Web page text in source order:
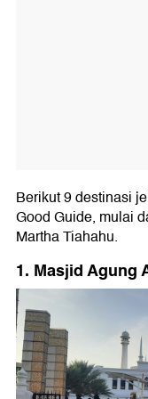
Berikut 9 destinasi
Good Guide, mulai
Martha Tiahahu.
1. Masjid Agung